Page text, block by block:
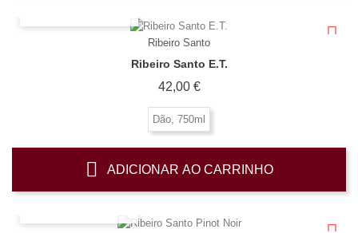
Ribeiro Santo
Ribeiro Santo E.T.
42,00 €Preço
Dão, 750ml
ADICIONAR AO CARRINHO